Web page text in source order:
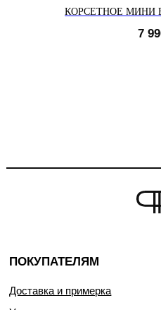
КОРСЕТНОЕ МИНИ
7
ПОКУПАТЕЛЯМ
Доставка и примерка